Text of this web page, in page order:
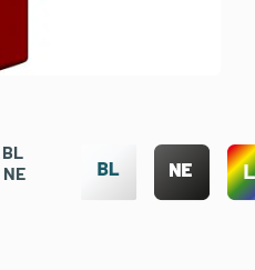
BL
NE